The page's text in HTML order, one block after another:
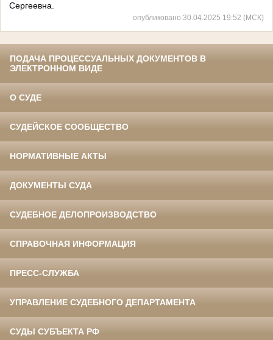
Сергеевна.
опубликовано 30.04.2025 19:52 (МСК)
ПОДАЧА ПРОЦЕССУАЛЬНЫХ ДОКУМЕНТОВ В
ЭЛЕКТРОННОМ ВИДЕ
О СУДЕ
СУДЕЙСКОЕ СООБЩЕСТВО
НОРМАТИВНЫЕ АКТЫ
ДОКУМЕНТЫ СУДА
СУДЕБНОЕ ДЕЛОПРОИЗВОДСТВО
СПРАВОЧНАЯ ИНФОРМАЦИЯ
ПРЕСС-СЛУЖБА
УПРАВЛЕНИЕ СУДЕБНОГО ДЕПАРТАМЕНТА
СУДЫ СУБЪЕКТА РФ